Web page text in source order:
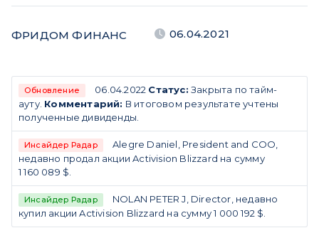
ФРИДОМ ФИНАНС 06.04.2021
Обновление 06.04.2022 Статус: Закрыта по тайм-
ауту. Комментарий: В итоговом результате учтены
полученные дивиденды.
Инсайдер Радар
Alegre Daniel, President and COO,
недавно продал акции Activision Blizzard на сумму
1 160 089 $.
Инсайдер Радар
NOLAN PETER J, Director, недавно
купил акции Activision Blizzard на сумму 1 000 192 $.